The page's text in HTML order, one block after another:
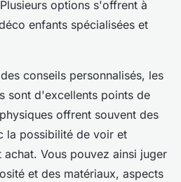
options s'offrent à
enfants spécialisées et
conseils personnalisés, les
sont d'excellents points de
offrent souvent des
la possibilité de voir et
Vous pouvez ainsi juger
et des matériaux, aspects